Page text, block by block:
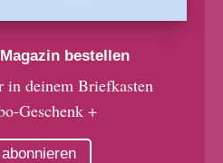
bestellen
in deinem Briefkasten
Geschenk +